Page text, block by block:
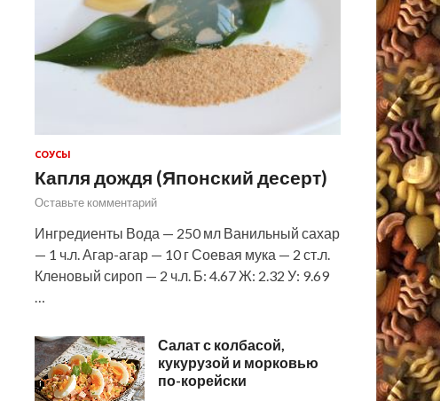
СОУСЫ
Капля дождя (Японский десерт)
Оставьте комментарий
Ингредиенты Вода — 250 мл Ванильный сахар
— 1 ч.л. Агар-агар — 10 г Соевая мука — 2 ст.л.
Кленовый сироп — 2 ч.л. Б: 4.67 Ж: 2.32 У: 9.69
…
Салат с колбасой,
кукурузой и морковью
по-корейски